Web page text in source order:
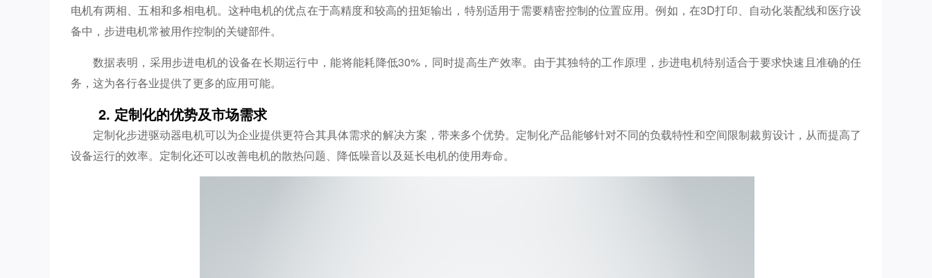
电机有两相、五相和多相电机。这种电机的优点在于高精度和较高的扭矩输出，特别适用于需要精密控制的位置应用。例如，在3D打印、自动化装配线和医疗设
备中，步进电机常被用作控制的关键部件。
数据表明，采用步进电机的设备在长期运行中，能将能耗降低30%，同时提高生产效率。由于其独特的工作原理，步进电机特别适合于要求快速且准确的任
务，这为各行各业提供了更多的应用可能。
2. 定制化的优势及市场需求
定制化步进驱动器电机可以为企业提供更符合其具体需求的解决方案，带来多个优势。定制化产品能够针对不同的负载特性和空间限制裁剪设计，从而提高了
设备运行的效率。定制化还可以改善电机的散热问题、降低噪音以及延长电机的使用寿命。